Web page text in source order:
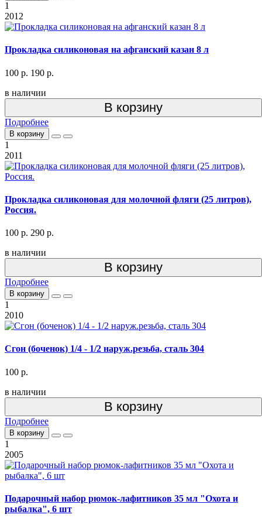
1
2012
Прокладка силиконовая на афганский казан 8 л
100 р. 190 р.
в наличии
В корзину
Подробнее
В корзину
1
2011
Прокладка силиконовая для молочной фляги (25 литров),
Россия.
100 р. 290 р.
в наличии
В корзину
Подробнее
В корзину
1
2010
Сгон (боченок) 1/4 - 1/2 наруж.резьба, сталь 304
100 р.
в наличии
В корзину
Подробнее
В корзину
1
2005
Подарочный набор рюмок-лафитников 35 мл "Охота и
рыбалка", 6 шт